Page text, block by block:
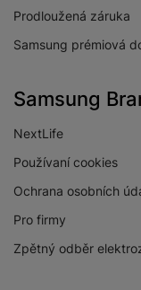
Prodloužená záruka
Samsung prémiová
Samsung
NextLife
Používaní cookies
Ochrana osobních
Pro firmy
Zpětný odběr